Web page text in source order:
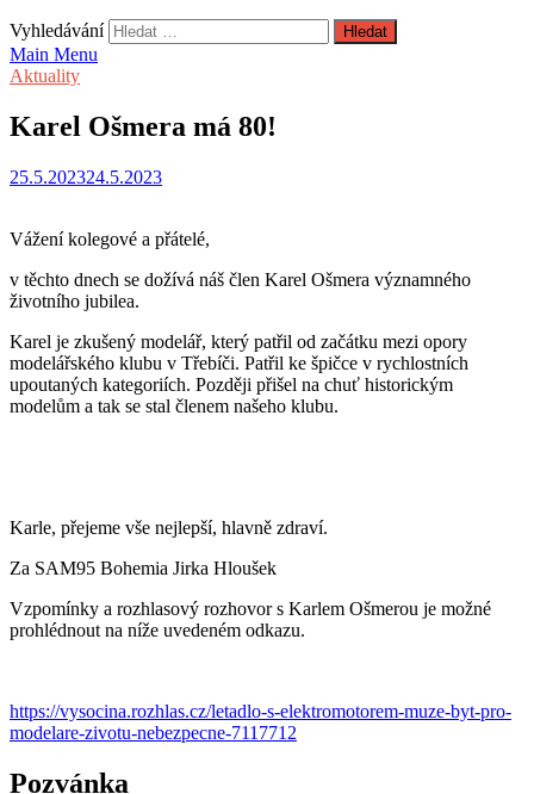
Vyhledávání
Main Menu
Aktuality
Karel Ošmera má 80!
25.5.202324.5.2023
Vážení kolegové a přátelé,
v těchto dnech se dožívá náš člen Karel Ošmera významného
životního jubilea.
Karel je zkušený modelář, který patřil od začátku mezi opory
modelářského klubu v Třebíči. Patřil ke špičce v rychlostních
upoutaných kategoriích. Později přišel na chuť historickým
modelům a tak se stal členem našeho klubu.
Karle, přejeme vše nejlepší, hlavně zdraví.
Za SAM95 Bohemia Jirka Hloušek
Vzpomínky a rozhlasový rozhovor s Karlem Ošmerou je možné
prohlédnout na níže uvedeném odkazu.
https://vysocina.rozhlas.cz/letadlo-s-elektromotorem-muze-byt-pro-
modelare-zivotu-nebezpecne-7117712
Pozvánka